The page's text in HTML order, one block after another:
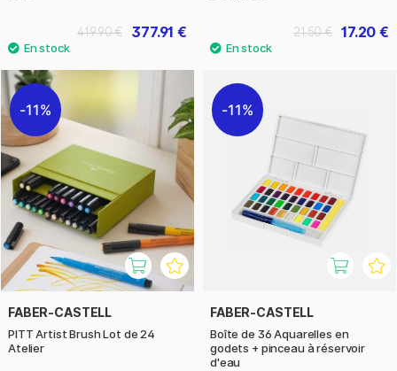
377.91 €
419.90 € 17.20 €
21.50 €
11%
FABER-CASTELL
PITT Artist Brush Lot de 24
Atelier
11%
FABER-CASTELL
Boîte de 36 Aquarelles en
godets + pinceau à réservoir
d'eau